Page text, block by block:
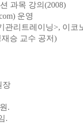
과목 강의(2008)
운영
관리트레이닝>, 이코
승 교수 공저)
장
.
.